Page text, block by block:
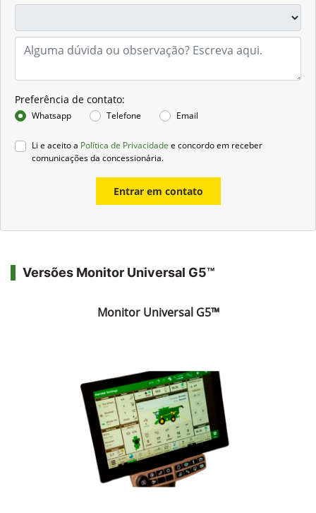
Preferência de contato:
Whatsapp Telefone Email
Li e aceito a Política de Privacidade e concordo em receber
comunicações da concessionária.
Entrar em contato
Versões Monitor Universal G5™
Monitor Universal G5™